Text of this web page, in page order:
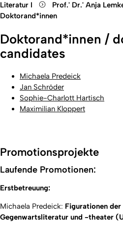
Literatur I
Prof.' Dr.' Anja
Doktorand*innen
Doktorand*innen /
candidates
Michaela Predeick
Jan Schröder
Sophie-Charlott Hartisch
Maximilian Kloppert
Promotionsprojekte
Laufende Promotionen:
Erstbetreuung:
Michaela Predeick: Figurationen der
Gegenwartsliteratur und -theater